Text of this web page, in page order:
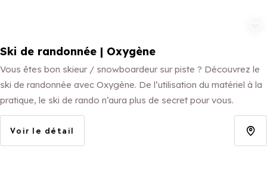
Ski de randonnée | Oxygène
Vous êtes bon skieur / snowboardeur sur piste ? Découvrez le
ski de randonnée avec Oxygène. De l’utilisation du matériel à la
pratique, le ski de rando n’aura plus de secret pour vous.
Voir le détail